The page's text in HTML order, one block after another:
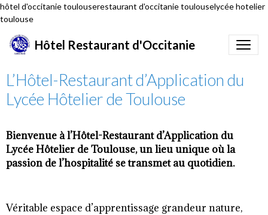
hôtel d'occitanie toulouserestaurant d'occitanie toulouselycée hotelier
toulouse
Hôtel Restaurant d'Occitanie
L’Hôtel-Restaurant d’Application du
Lycée Hôtelier de Toulouse
Bienvenue à l’Hôtel-Restaurant d’Application du
Lycée Hôtelier de Toulouse, un lieu unique où la
passion de l’hospitalité se transmet au quotidien.
Véritable espace d’apprentissage grandeur nature,